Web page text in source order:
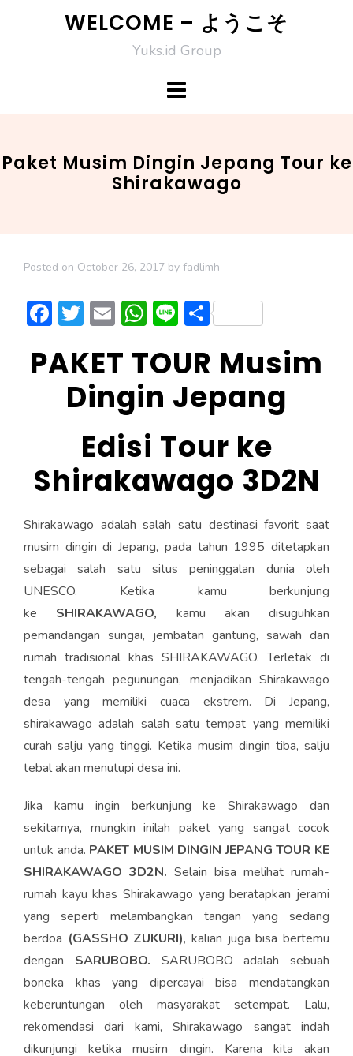
WELCOME – ようこそ
Yuks.id Group
Paket Musim Dingin Jepang Tour ke
Shirakawago
Posted on October 26, 2017 by fadlimh
F
e
T
itt
er
E
ai
l
W
at
s
A
p
p
Li
e
S
ar
e
PAKET TOUR Musim
Dingin Jepang
Edisi Tour ke
Shirakawago 3D2N
Shirakawago adalah salah satu destinasi favorit saat
musim dingin di Jepang, pada tahun 1995 ditetapkan
sebagai salah satu situs peninggalan dunia oleh
UNESCO. Ketika kamu berkunjung
ke SHIRAKAWAGO, kamu akan disuguhkan
pemandangan sungai, jembatan gantung, sawah dan
rumah tradisional khas SHIRAKAWAGO. Terletak di
tengah-tengah pegunungan, menjadikan Shirakawago
desa yang memiliki cuaca ekstrem. Di Jepang,
shirakawago adalah salah satu tempat yang memiliki
curah salju yang tinggi. Ketika musim dingin tiba, salju
tebal akan menutupi desa ini.
Jika kamu ingin berkunjung ke Shirakawago dan
sekitarnya, mungkin inilah paket yang sangat cocok
untuk anda. PAKET MUSIM DINGIN JEPANG TOUR KE
SHIRAKAWAGO 3D2N. Selain bisa melihat rumah-
rumah kayu khas Shirakawago yang beratapkan jerami
yang seperti melambangkan tangan yang sedang
berdoa (GASSHO ZUKURI), kalian juga bisa bertemu
dengan SARUBOBO. SARUBOBO adalah sebuah
boneka khas yang dipercayai bisa mendatangkan
keberuntungan oleh masyarakat setempat. Lalu,
rekomendasi dari kami, Shirakawago sangat indah
dikunjungi ketika musim dingin. Karena kita akan